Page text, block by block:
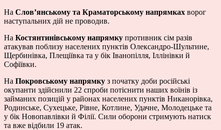
На Слов’янському та Краматорському напрямках ворог
наступальних дій не проводив.
На Костянтинівському напрямку противник сім разів
атакував поблизу населених пунктів Олександро-Шультине,
Щербинівка, Плещіївка та у бік Іванопілля, Іллінівки й
Софіївки.
На Покровському напрямку з початку доби російські
окупанти здійснили 22 спроби потіснити наших воїнів із
займаних позицій у районах населених пунктів Никанорівка,
Родинське, Сухецьке, Рівне, Котлине, Удачне, Молодецьке та
у бік Новопавлівки й Філії. Сили оборони стримують натиск
та вже відбили 19 атак.